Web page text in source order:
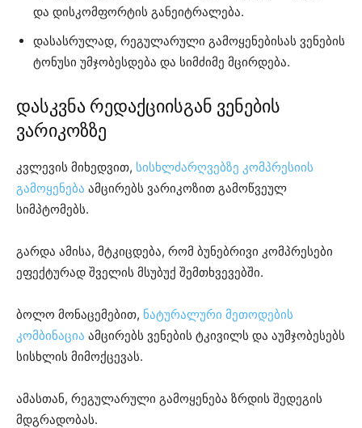
და დისკომფორტის განეიტრალება.
დასასრულად, რეგულარული გამოყენებისას ვენების
ტონუსი უმჯობესდება და სიმძიმე მცირდება.
დასკვნა რედაქციისგან ვენების
ვარიკოზზე
კვლევის მიხედვით, სისხლძარღვებზე კომპრესიის
გამოყენება ამცირებს ვარიკოზით გამოწვეულ
სიმპტომებს.
გარდა ამისა, მტკიცდება, რომ ბუნებრივი კომპრესები
ეფექტურად შველის მსუბუქ შემთხვევებში.
ბოლო მონაცემებით, ნატურალური მეთოდების
კომბინაცია ამცირებს ვენების ტკივილს და აუმჯობესებს
სისხლის მიმოქცევას.
ამასთან, რეგულარული გამოყენება ზრდის შედეგის
მდგრადობას.